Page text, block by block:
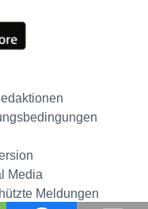
Media
Meldungen